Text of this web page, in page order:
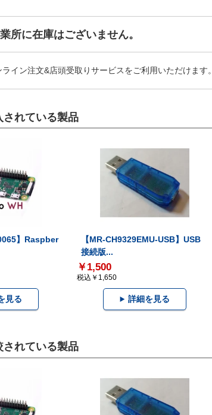
所に在庫はございません。
イン注文&店頭受取りサービスをご利用いただけます。
されている製品
】Raspber
見る
【MR-CH9329EMU-USB】USB
接続版...
￥1,500
税込￥1,650
詳細を見る
されている製品